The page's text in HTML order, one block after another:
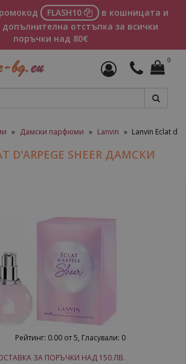
FLASH10
в кошницата и
допълнителна отстъпка за всички
поръчки над 80€
0
» Дамски парфюми » Lanvin » Lanvin Eclat
D'ARPEGE SHEER ДАМСКИ
Рейтинг: 0.00 от 5, Гласували: 0
ЗА ПОРЪЧКИ НАД 150 ЛВ.